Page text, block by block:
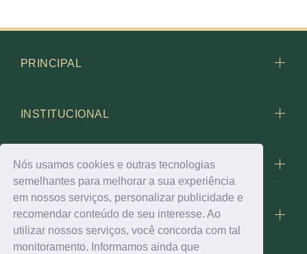
Nós usamos cookies e outras tecnologias
semelhantes para melhorar a sua experiência
em nossos serviços, personalizar publicidade e
recomendar conteúdo de seu interesse. Ao
utilizar nossos serviços, você concorda com tal
monitoramento. Informamos ainda que
PRINCIPAL
INSTITUCIONAL
FALE CONOSCO
BIOLEVEN